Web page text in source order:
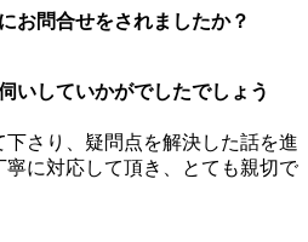
お問合せをされましたか？
いしていかがでしたでしょう
さり、疑問点を解決した話を進
に対応して頂き、とても親切で